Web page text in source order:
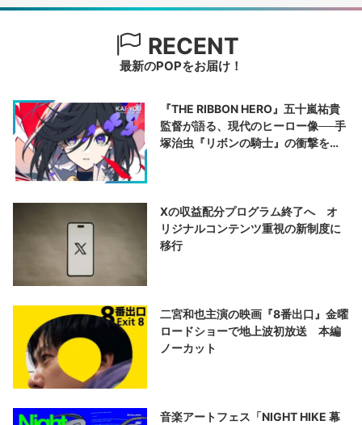
RECENT
最新のPOPをお届け！
『THE RIBBON HERO』五十嵐祐貴
監督が語る、現代のヒーロー像──手
塚治虫『リボンの騎士』の衝撃を再
Xの収益配分プログラム終了へ オ
リジナルコンテンツ重視の新制度に
移行
二宮和也主演の映画『8番出口』金曜
ロードショーで地上波初放送 本編
ノーカット
音楽アートフェス「NIGHT HIKE 幕